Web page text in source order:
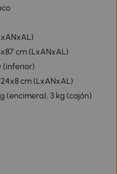
cm (LxANxAL)
(inferior)
cm (LxANxAL)
(encimera), 3 kg (cajón)